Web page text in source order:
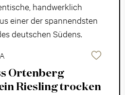
handwerklich
einer der spannendsten
deutschen Südens.
Ortenberg
Riesling trocken